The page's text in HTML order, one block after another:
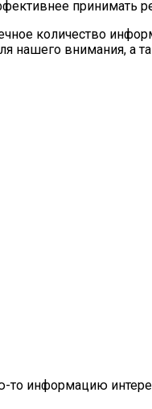
принимать
количество
нашего внимания, а
то информацию